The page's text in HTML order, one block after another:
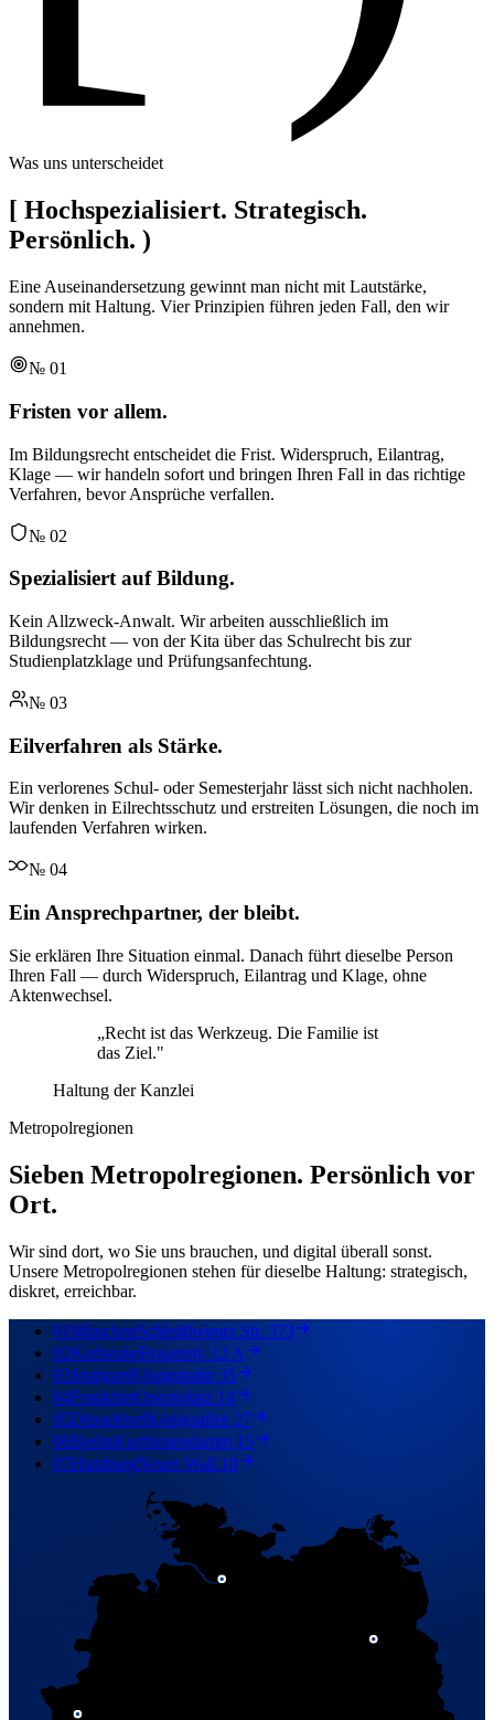
Was uns unterscheidet
[ Hochspezialisiert. Strategisch.
Persönlich. )
Eine Auseinandersetzung gewinnt man nicht mit Lautstärke,
sondern mit Haltung. Vier Prinzipien führen jeden Fall, den wir
annehmen.
№ 01
Fristen vor allem.
Im Bildungsrecht entscheidet die Frist. Widerspruch, Eilantrag,
Klage — wir handeln sofort und bringen Ihren Fall in das richtige
Verfahren, bevor Ansprüche verfallen.
№ 02
Spezialisiert auf Bildung.
Kein Allzweck-Anwalt. Wir arbeiten ausschließlich im
Bildungsrecht — von der Kita über das Schulrecht bis zur
Studienplatzklage und Prüfungsanfechtung.
№ 03
Eilverfahren als Stärke.
Ein verlorenes Schul- oder Semesterjahr lässt sich nicht nachholen.
Wir denken in Eilrechtsschutz und erstreiten Lösungen, die noch im
laufenden Verfahren wirken.
№ 04
Ein Ansprechpartner, der bleibt.
Sie erklären Ihre Situation einmal. Danach führt dieselbe Person
Ihren Fall — durch Widerspruch, Eilantrag und Klage, ohne
Aktenwechsel.
„Recht ist das Werkzeug. Die Familie ist
das Ziel."
Haltung der Kanzlei
Metropolregionen
Sieben Metropolregionen. Persönlich vor
Ort.
Wir sind dort, wo Sie uns brauchen, und digital überall sonst.
Unsere Metropolregionen stehen für dieselbe Haltung: strategisch,
diskret, erreichbar.
01MünchenSchleißheimer Str. 373
02KarlsruheBrauerstr. 12 A
03StuttgartKönigstraße 35
04FrankfurtOpernplatz 14
05DüsseldorfKönigsallee 27
06BerlinKurfürstendamm 15
07HamburgNeuer Wall 10